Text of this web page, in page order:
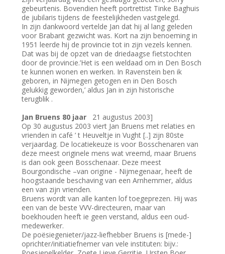
gebeurtenis. Bovendien heeft portrettist Tinke Baghuis
de jubilaris tijdens de feestelijkheden vastgelegd.
In zijn dankwoord vertelde Jan dat hij al lang geleden
voor Brabant gezwicht was. Kort na zijn benoeming in
1951 leerde hij de provincie tot in zijn vezels kennen.
Dat was bij de opzet van de driedaagse fietstochten
door de provincie.’Het is een weldaad om in Den Bosch
te kunnen wonen en werken. In Ravenstein ben ik
geboren, in Nijmegen getogen en in Den Bosch
gelukkig geworden,’ aldus Jan in zijn historische
terugblik .
Jan Bruens 80 jaar
21 augustus 2003]
Op 30 augustus 2003 viert Jan Bruens met relaties en
vrienden in café ’ t Heuveltje in Vught [..] zijn 80ste
verjaardag. De locatiekeuze is voor Bosschenaren van
deze meest originele mens wat vreemd, maar Bruens
is dan ook geen Bosschenaar. Deze meest
Bourgondische –van origine - Nijmegenaar, heeft de
hoogstaande beschaving van een Arnhemmer, aldus
een van zijn vrienden.
Bruens wordt van alle kanten lof toegeprezen. Hij was
een van de beste VVV-directeuren, maar van
boekhouden heeft ie geen verstand, aldus een oud-
medewerker.
De poësiegenieter/jazz-liefhebber Bruens is [mede-]
oprichter/initiatiefnemer van vele instituten: bijv.: